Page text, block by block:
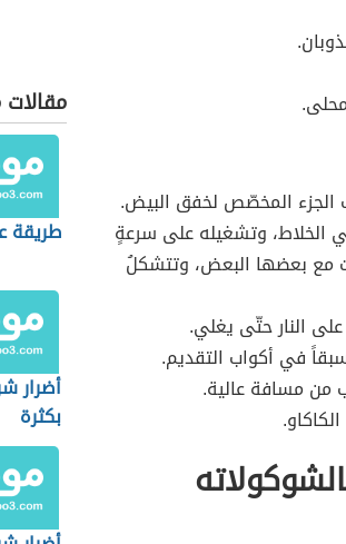
الجزء المخصّص لخفق البيض.
الخلاط، وتشغيله على سرعةٍ
مع بعضها البعض، وتتشكلُ
النار حتّى يغلي.
في أكواب التقديم.
من مسافة عالية.
طريقة
أضرار
بكثرة